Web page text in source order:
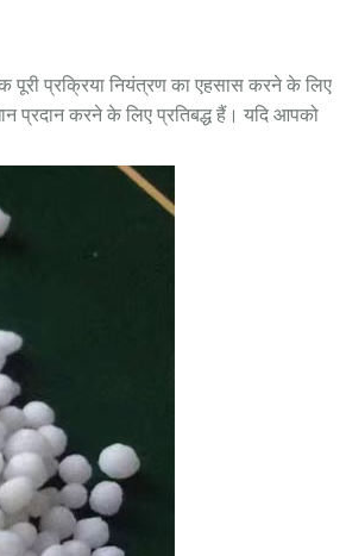
पूरी प्रक्रिया नियंत्रण का एहसास करने के लिए
प्रदान करने के लिए प्रतिबद्ध हैं। यदि आपको